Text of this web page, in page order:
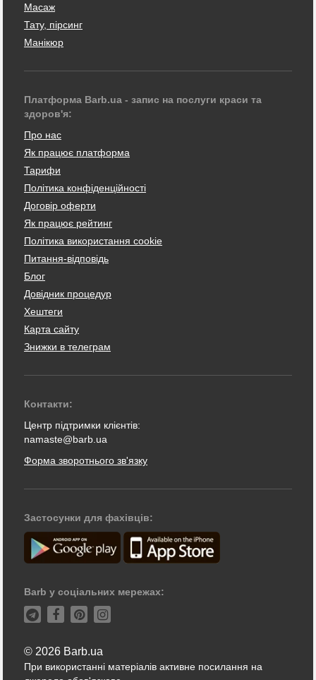
Масаж
Тату, пірсинг
Манікюр
Платформа Barb.ua - запис на послуги краси та
здоров'я:
Про нас
Як працює платформа
Тарифи
Політика конфіденційності
Договір оферти
Як працює рейтинг
Політика використання cookie
Питання-відповідь
Блог
Довідник процедур
Хештеги
Карта сайту
Знижки в телеграм
Контакти:
Центр підтримки клієнтів:
namaste@barb.ua
Форма зворотнього зв'язку
Застосунки для фахівців:
Barb у соціальних мережах:
© 2026 Barb.ua
При використанні матеріалів активне посилання на